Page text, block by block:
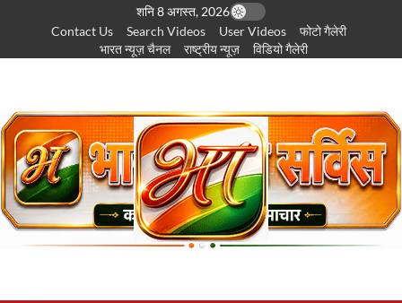
पर
शनि 8 अगस्त, 2026
Contact Us
Search Videos User Videos
फोटो गैलेरी
भारत न्यूज़ चैनल
राष्ट्रीय न्यूज़ विडियो गैलेरी